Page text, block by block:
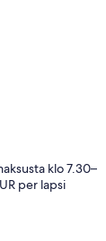
klo 7.30–
per lapsi